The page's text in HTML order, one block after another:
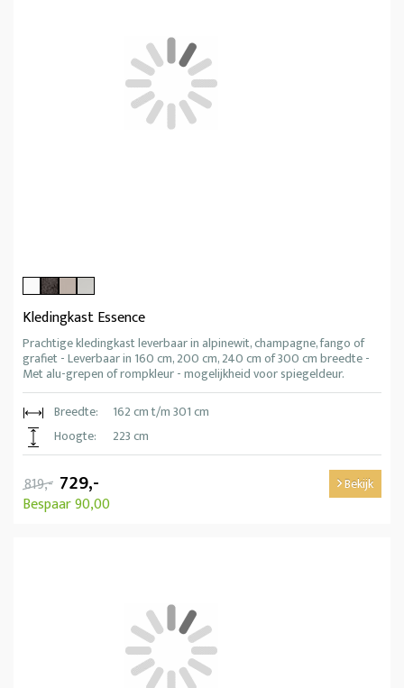
Kledingkast Essence
Prachtige kledingkast leverbaar in alpinewit, champagne, fango of
grafiet - Leverbaar in 160 cm, 200 cm, 240 cm of 300 cm breedte -
Met alu-grepen of rompkleur - mogelijkheid voor spiegeldeur.
Breedte:
162 cm t/m 301 cm
Hoogte:
223 cm
819,- 729,-
Bespaar 90,00
Bekijk